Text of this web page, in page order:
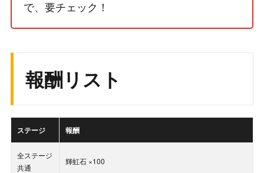
で、要チェック！
報酬リスト
ステージ 報酬
全ステージ
共通
輝虹石 ×100